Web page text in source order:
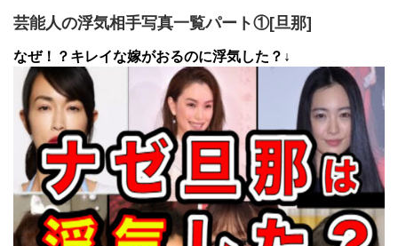
芸能人の浮気相手写真一覧パート①[旦那]
なぜ！？キレイな嫁がおるのに浮気した？↓